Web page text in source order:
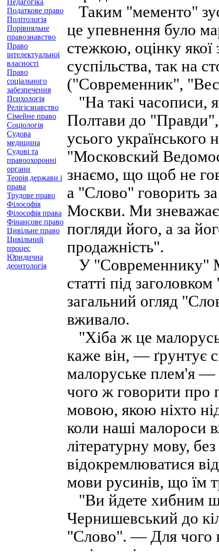
Педагогіка
Податкове право
Політологія
Порівняльне
правознавство
Право
інтелектуальної
власності
Право
соціального
забезпечення
Психологія
Релігієзнавство
Сімейне право
Соціологія
Судова
медицина
Судові та
правоохоронні
органи
Теорія держави і
права
Трудове право
Філософія
Філософія права
Фінансове право
Цивільне право
Цивільний
процес
Юридична
деонтологія
Таким "мементо"
це упевнення було
стежкою, оцінку якої
суспільства, так на
("Современник",
"На такі часописи,
Полтави до
усього
"Московский
знаємо, що щоб не
а "Слово" говорить за
Москви. Ми
погляди його, а за
продажність".
У "Современнику"
статті під
загальний огляд
вживало.
"Хіба ж це
каже він, — ґрунтує
малоруське плем'я —
чого ж говорити про
мовою, якою ніхто
коли наші малороси
літературну мову,
відокремлюватися
мови русинів, що їм
"Ви йдете хибним
Чернишевський до
"Слово". — Для чого